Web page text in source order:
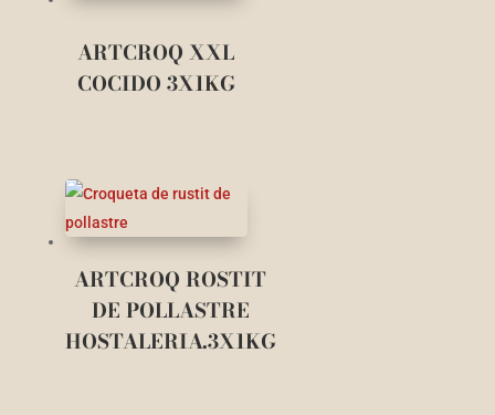
ARTCROQ XXL
COCIDO 3X1KG
ARTCROQ ROSTIT
DE POLLASTRE
HOSTALERIA.3X1KG